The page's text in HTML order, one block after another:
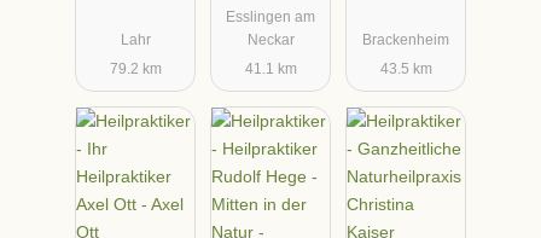
Lahr
79.2 km
Esslingen am
Neckar
41.1 km
Brackenheim
43.5 km